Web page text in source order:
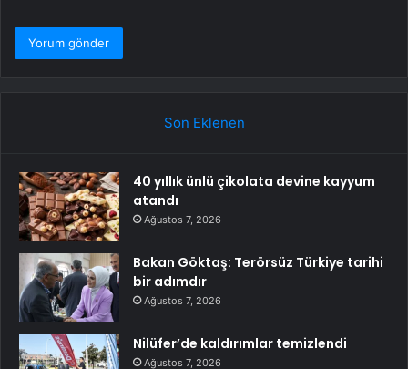
Son Eklenen
40 yıllık ünlü çikolata devine kayyum
atandı
Ağustos 7, 2026
Bakan Göktaş: Terörsüz Türkiye tarihi
bir adımdır
Ağustos 7, 2026
Nilüfer’de kaldırımlar temizlendi
Ağustos 7, 2026